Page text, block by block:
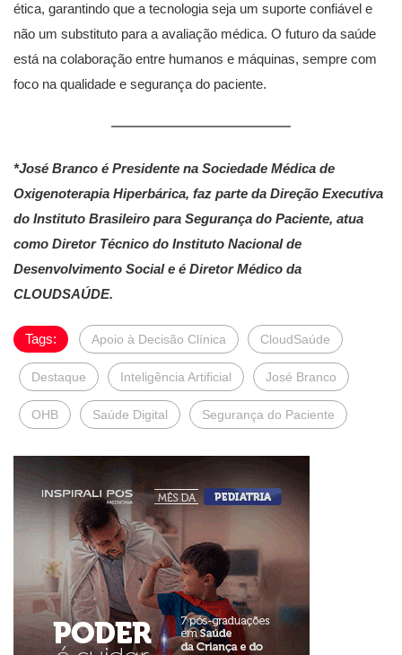
ética, garantindo que a tecnologia seja um suporte confiável e
não um substituto para a avaliação médica. O futuro da saúde
está na colaboração entre humanos e máquinas, sempre com
foco na qualidade e segurança do paciente.
*José Branco é Presidente na Sociedade Médica de
Oxigenoterapia Hiperbárica, faz parte da Direção Executiva
do Instituto Brasileiro para Segurança do Paciente, atua
como Diretor Técnico do Instituto Nacional de
Desenvolvimento Social e é Diretor Médico da
CLOUDSAÚDE.
Tags: Apoio à Decisão Clínica CloudSaúde
Destaque Inteligência Artificial José Branco
OHB Saúde Digital Segurança do Paciente